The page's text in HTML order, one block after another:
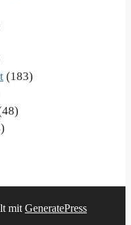
(183)
mit GeneratePress